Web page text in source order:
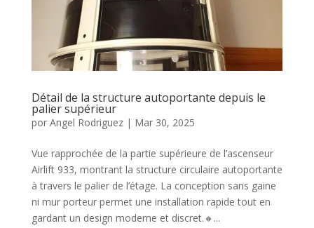
Détail de la structure autoportante depuis le
palier supérieur
por Angel Rodriguez| Mar 30, 2025
Vue rapprochée de la partie supérieure de l’ascenseur
Airlift 933, montrant la structure circulaire autoportante
à travers le palier de l’étage. La conception sans gaine
ni mur porteur permet une installation rapide tout en
gardant un design moderne et discret.🔸...